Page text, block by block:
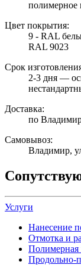
полимерное
Цвет покрытия:
9 - RAL
RAL 9023
Срок
2-3 дня —
Доставка:
по
Самовывоз:
Владимир,
Услуги
Нанесение
Отмотка и
Полимерная
Продольно-